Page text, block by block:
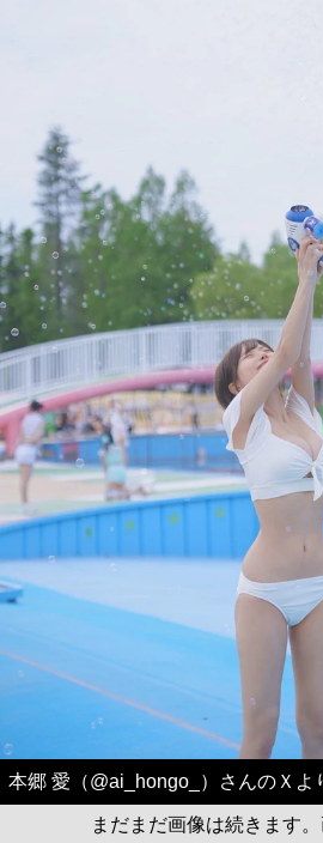
本郷 愛（@ai_hongo_）さんのＸよ
まだまだ画像は続きます。